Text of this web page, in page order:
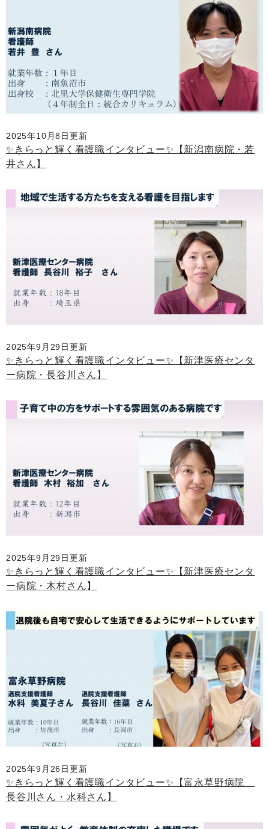
2025年10月8日更新
✨きらっと輝く看護職インタビュー✨【新潟南病院・若
井さん】
2025年9月29日更新
✨きらっと輝く看護職インタビュー✨【新津医療センタ
ー病院・長谷川さん】
2025年9月29日更新
✨きらっと輝く看護職インタビュー✨【新津医療センタ
ー病院・木村さん】
2025年9月26日更新
✨きらっと輝く看護職インタビュー✨【富永草野病院
長谷川さん・水科さん】